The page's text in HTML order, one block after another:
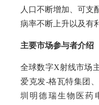
人口不断增加、可支
病率不断上升以及有
主要市场参与者介绍
全球数字X射线市场
爱克发-格瓦特集团
圳明德瑞生物医药